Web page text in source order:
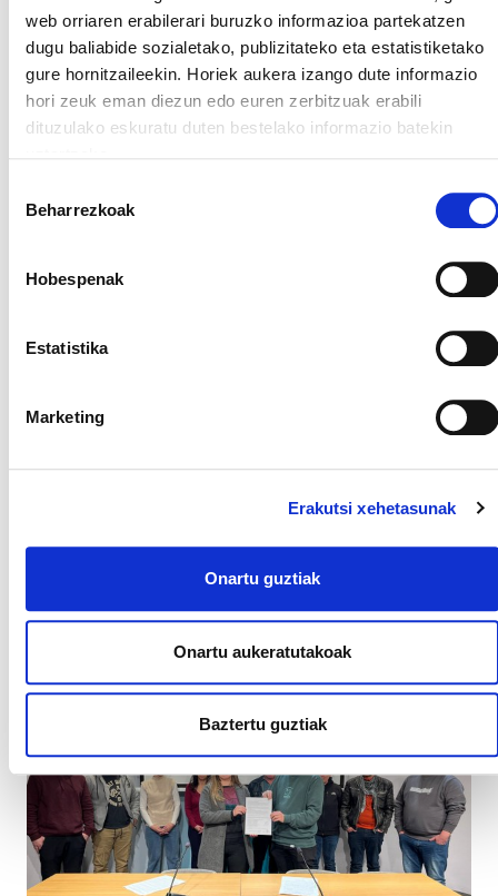
web orriaren erabilerari buruzko informazioa partekatzen
dugu baliabide sozialetako, publizitateko eta estatistiketako
gure hornitzaileekin. Horiek aukera izango dute informazio
hori zeuk eman diezun edo euren zerbitzuak erabili
dituzulako eskuratu duten bestelako informazio batekin
hautatzea
Beharrezkoak
Hobespenak
Estatistika
Marketing
Erakutsi xehetasunak
Onartu guztiak
Onartu aukeratutakoak
Baztertu guztiak
BIZKAIKO BULEGOETAKO SEKTOREA
CEBEK patronalak ez ditu soldatak eguneratu nahi
langileen eta egoiliarren oinarrizko eskubideak
jokoan daudelako